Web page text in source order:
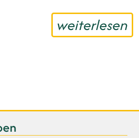
weiterlesen